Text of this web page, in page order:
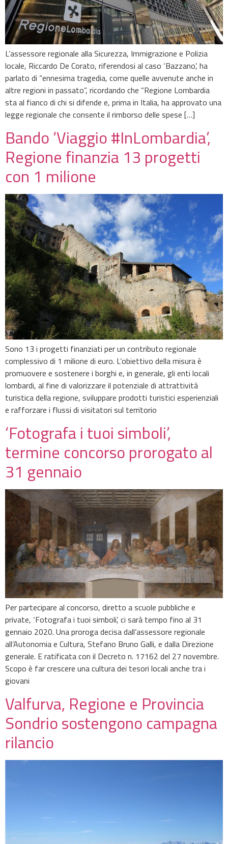
L’assessore regionale alla Sicurezza, Immigrazione e Polizia
locale, Riccardo De Corato, riferendosi al caso ‘Bazzano’, ha
parlato di “ennesima tragedia, come quelle avvenute anche in
altre regioni in passato”, ricordando che “Regione Lombardia
sta al fianco di chi si difende e, prima in Italia, ha approvato una
legge regionale che consente il rimborso delle spese […]
Bando ‘Viaggio #InLombardia’,
Regione finanzia 13 progetti
con 1 milione
Sono 13 i progetti finanziati per un contributo regionale
complessivo di 1 milione di euro. L’obiettivo della misura è
promuovere e sostenere i borghi e, in generale, gli enti locali
lombardi, al fine di valorizzare il potenziale di attrattività
turistica della regione, sviluppare prodotti turistici esperienziali
e rafforzare i flussi di visitatori sul territorio
‘Fotografa i tuoi simboli’,
termine concorso prorogato al
31 gennaio
Per partecipare al concorso, diretto a scuole pubbliche e
private, ‘Fotografa i tuoi simboli’, ci sarà tempo fino al 31
gennaio 2020. Una proroga decisa dall’assessore regionale
all’Autonomia e Cultura, Stefano Bruno Galli, e dalla Direzione
generale. E ratificata con il Decreto n. 17162 del 27 novembre.
Scopo è far crescere una cultura dei tesori locali anche tra i
giovani
Valfurva, Regione e Provincia
Sondrio sostengono campagna
rilancio